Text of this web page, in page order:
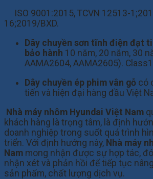
ISO 9001:2015, TCVN 12513-
16;2019/BXD.
Dây chuyền sơn tĩnh điện đạt
bảo hành 10 năm, 20 năm, 30
AAMA2604, AAMA2605).
Dây chuyền ép phim vân gỗ có
tiến và hiện đại hàng đầu Việt
Nhà máy nhôm Hyundai Việt Nam
khách hàng là trọng tâm, là định
doanh nghiệp trong suốt quá trình
triển. Với định hướng này, Nhà máy
Nam mong nhận được sự hợp tác,
nhận xét và phản hồi để tiếp tục
sản phẩm, chất lượng dịch vụ.